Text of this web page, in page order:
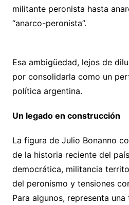
militante peronista hasta
“anarco-peronista”.
Esa ambigüedad, lejos de
por consolidarla como un
política argentina.
Un legado en construcción
La figura de Julio Bonanno
de la historia reciente del
democrática, militancia
del peronismo y tensiones
Para algunos, representa